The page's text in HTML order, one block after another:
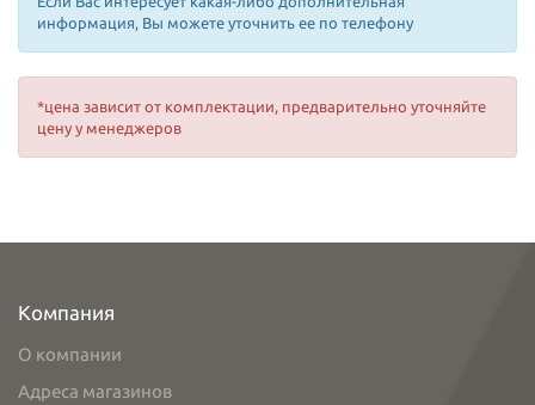
информация, Вы можете уточнить ее по телефону
*цена зависит от комплектации, предварительно уточняйте
цену у менеджеров
Компания
О компании
Адреса магазинов